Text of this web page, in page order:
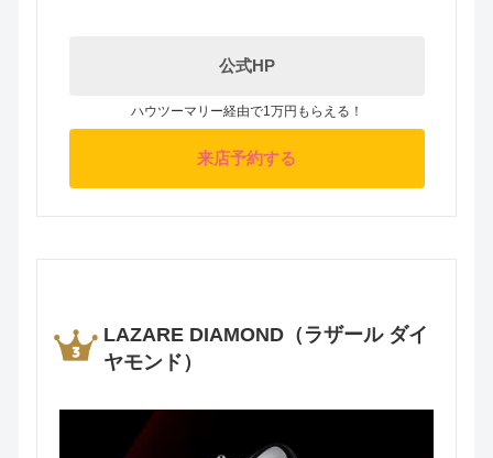
公式HP
ハウツーマリー経由で1万円もらえる！
来店予約する
LAZARE DIAMOND（ラザール ダイ
ヤモンド）